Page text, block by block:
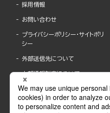
採用情報
お問い合わせ
プライバシーポリシー・サイトポリ
シー
外部送信先について
内部通報制度について